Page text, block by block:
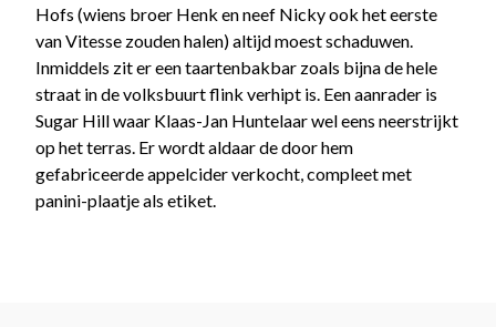
Hofs (wiens broer Henk en neef Nicky ook het eerste
van Vitesse zouden halen) altijd moest schaduwen.
Inmiddels zit er een taartenbakbar zoals bijna de hele
straat in de volksbuurt flink verhipt is. Een aanrader is
Sugar Hill waar Klaas-Jan Huntelaar wel eens neerstrijkt
op het terras. Er wordt aldaar de door hem
gefabriceerde appelcider verkocht, compleet met
panini-plaatje als etiket.